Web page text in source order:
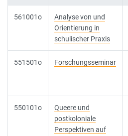
561001o
Analyse von und
Orientierung in
schulischer Praxis
551501o Forschungsseminar
550101o
Queere und
postkoloniale
Perspektiven auf